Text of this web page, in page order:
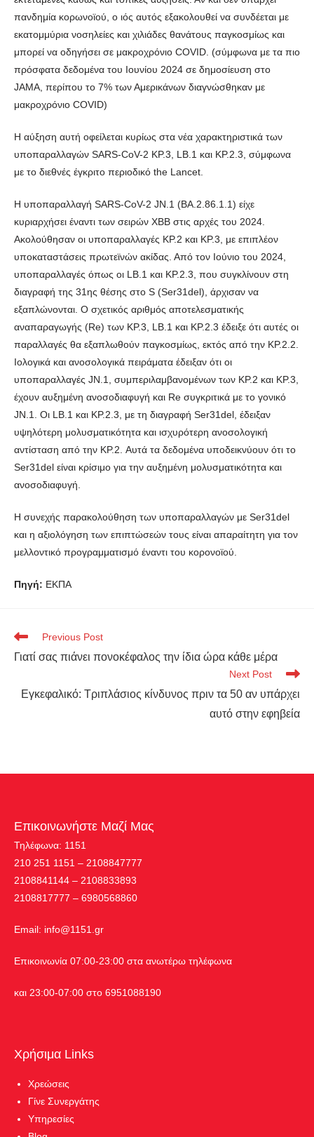
πανδημία κορωνοϊού, ο ιός αυτός εξακολουθεί να συνδέεται με
εκατομμύρια νοσηλείες και χιλιάδες θανάτους παγκοσμίως και
μπορεί να οδηγήσει σε μακροχρόνιο COVID. (σύμφωνα με τα πιο
πρόσφατα δεδομένα του Ιουνίου 2024 σε δημοσίευση στο
JAMA, περίπου το 7% των Αμερικάνων διαγνώσθηκαν με
μακροχρόνιο COVID)
Η αύξηση αυτή οφείλεται κυρίως στα νέα χαρακτηριστικά των
υποπαραλλαγών SARS-CoV-2 KP.3, LB.1 και KP.2.3, σύμφωνα
με το διεθνές έγκριτο περιοδικό the Lancet.
Η υποπαραλλαγή SARS-CoV-2 JN.1 (BA.2.86.1.1) είχε
κυριαρχήσει έναντι των σειρών XBB στις αρχές του 2024.
Ακολούθησαν οι υποπαραλλαγές KP.2 και KP.3, με επιπλέον
υποκαταστάσεις πρωτεϊνών ακίδας. Από τον Ιούνιο του 2024,
υποπαραλλαγές όπως οι LB.1 και KP.2.3, που συγκλίνουν στη
διαγραφή της 31ης θέσης στο S (Ser31del), άρχισαν να
εξαπλώνονται. Ο σχετικός αριθμός αποτελεσματικής
αναπαραγωγής (Re) των KP.3, LB.1 και KP.2.3 έδειξε ότι αυτές οι
παραλλαγές θα εξαπλωθούν παγκοσμίως, εκτός από την KP.2.2.
Ιολογικά και ανοσολογικά πειράματα έδειξαν ότι οι
υποπαραλλαγές JN.1, συμπεριλαμβανομένων των KP.2 και KP.3,
έχουν αυξημένη ανοσοδιαφυγή και Re συγκριτικά με το γονικό
JN.1. Οι LB.1 και KP.2.3, με τη διαγραφή Ser31del, έδειξαν
υψηλότερη μολυσματικότητα και ισχυρότερη ανοσολογική
αντίσταση από την KP.2. Αυτά τα δεδομένα υποδεικνύουν ότι το
Ser31del είναι κρίσιμο για την αυξημένη μολυσματικότητα και
ανοσοδιαφυγή.
Η συνεχής παρακολούθηση των υποπαραλλαγών με Ser31del
και η αξιολόγηση των επιπτώσεών τους είναι απαραίτητη για τον
μελλοντικό προγραμματισμό έναντι του κορoνοϊού.
Πηγή: ΕΚΠΑ
Previous Post
Γιατί σας πιάνει πονοκέφαλος την ίδια ώρα κάθε μέρα
Next Post
Εγκεφαλικό: Τριπλάσιος κίνδυνος πριν τα 50 αν υπάρχει
αυτό στην εφηβεία
Επικοινωνήστε Μαζί Μας
Τηλέφωνα: 1151
210 251 1151 – 2108847777
2108841144 – 2108833893
2108817777 – 6980568860
Εmail: info@1151.gr
Επικοινωνία 07:00-23:00 στα ανωτέρω τηλέφωνα
και 23:00-07:00 στο 6951088190
Χρήσιμα Links
Χρεώσεις
Γίνε Συνεργάτης
Υπηρεσίες